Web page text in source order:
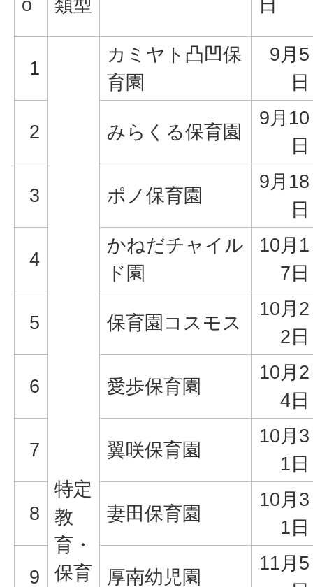
o 類型 日
1
特定
教
育・
保育
カミヤト凸凹保
育園
9月5
日
2 みらくる保育園
9月10
日
3 ポノ保育園
9月18
日
4
かねだチャイル
ド園
10月1
7日
5 保育園コスモス
10月2
2日
6 愛歩保育園
10月2
4日
7 翼咲保育園
10月3
1日
8 妻田保育園
10月3
1日
9 厚南幼児園
11月5